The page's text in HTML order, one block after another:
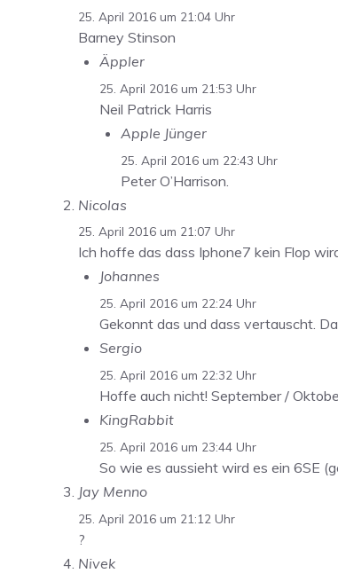
25. April 2016 um 21:04 Uhr
Barney Stinson
Äppler
25. April 2016 um 21:53 Uhr
Neil Patrick Harris
Apple Jünger
25. April 2016 um 22:43 Uhr
Peter O’Harrison.
Nicolas
25. April 2016 um 21:07 Uhr
Ich hoffe das dass Iphone7 kein Flop
Johannes
25. April 2016 um 22:24 Uhr
Gekonnt das und dass vertauscht.
Sergio
25. April 2016 um 22:32 Uhr
Hoffe auch nicht! September /
KingRabbit
25. April 2016 um 23:44 Uhr
So wie es aussieht wird es ein 6SE
Jay Menno
25. April 2016 um 21:12 Uhr
?
Nivek